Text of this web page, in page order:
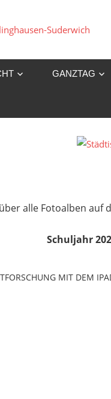
GANZTAG
alle Fotoalben auf
Schuljahr
MIT DEM